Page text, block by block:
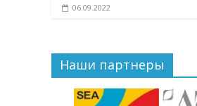
06.09.2022
Наши партнеры